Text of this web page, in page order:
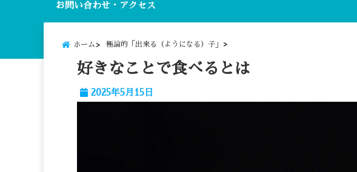
お問い合わせ・アクセス
ホーム 極論的「出来る（ようになる）子」
好きなことで食べるとは
2025年5月15日